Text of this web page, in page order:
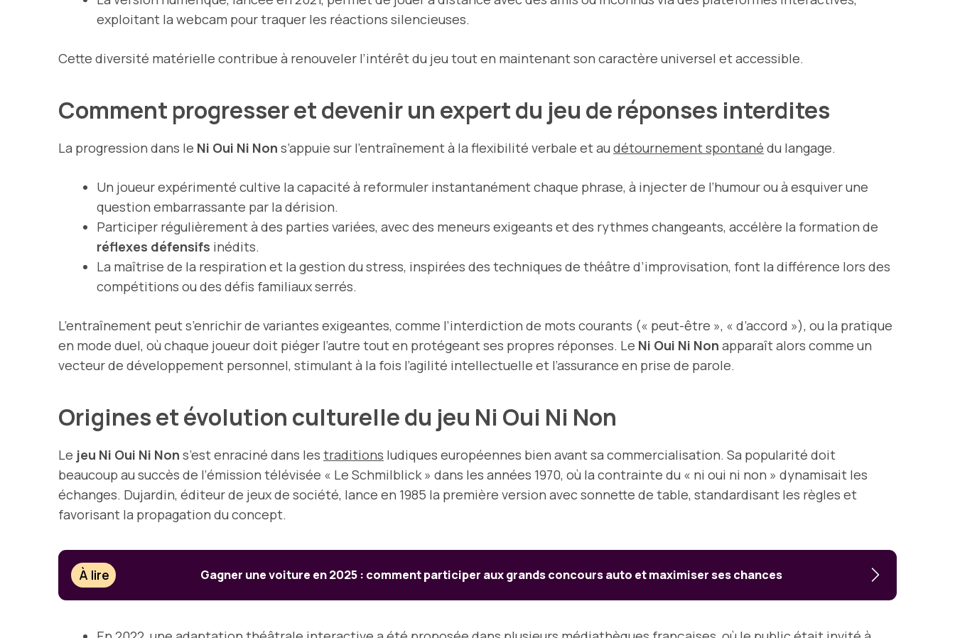
exploitant la webcam pour traquer les réactions silencieuses.
Cette diversité matérielle contribue à renouveler l’intérêt du jeu tout en maintenant son caractère universel et accessible.
Comment progresser et devenir un expert du jeu de réponses interdites
La progression dans le Ni Oui Ni Non s’appuie sur l’entraînement à la flexibilité verbale et au détournement spontané du langage.
Un joueur expérimenté cultive la capacité à reformuler instantanément chaque phrase, à injecter de l’humour ou à esquiver une
question embarrassante par la dérision.
Participer régulièrement à des parties variées, avec des meneurs exigeants et des rythmes changeants, accélère la formation de
réflexes défensifs inédits.
La maîtrise de la respiration et la gestion du stress, inspirées des techniques de théâtre d’improvisation, font la différence lors des
compétitions ou des défis familiaux serrés.
L’entraînement peut s’enrichir de variantes exigeantes, comme l’interdiction de mots courants (« peut-être », « d’accord »), ou la pratique
en mode duel, où chaque joueur doit piéger l’autre tout en protégeant ses propres réponses. Le Ni Oui Ni Non apparaît alors comme un
vecteur de développement personnel, stimulant à la fois l’agilité intellectuelle et l’assurance en prise de parole.
Origines et évolution culturelle du jeu Ni Oui Ni Non
Le jeu Ni Oui Ni Non s’est enraciné dans les traditions ludiques européennes bien avant sa commercialisation. Sa popularité doit
beaucoup au succès de l’émission télévisée « Le Schmilblick » dans les années 1970, où la contrainte du « ni oui ni non » dynamisait les
échanges. Dujardin, éditeur de jeux de société, lance en 1985 la première version avec sonnette de table, standardisant les règles et
favorisant la propagation du concept.
À lire Gagner une voiture en 2025 : comment participer aux grands concours auto et maximiser ses chances